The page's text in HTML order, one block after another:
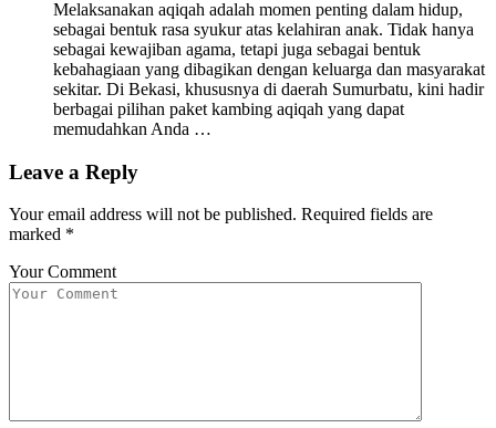
Melaksanakan aqiqah adalah momen penting dalam hidup,
sebagai bentuk rasa syukur atas kelahiran anak. Tidak hanya
sebagai kewajiban agama, tetapi juga sebagai bentuk
kebahagiaan yang dibagikan dengan keluarga dan masyarakat
sekitar. Di Bekasi, khususnya di daerah Sumurbatu, kini hadir
berbagai pilihan paket kambing aqiqah yang dapat
memudahkan Anda …
Leave a Reply
Your email address will not be published. Required fields are
marked *
Your Comment